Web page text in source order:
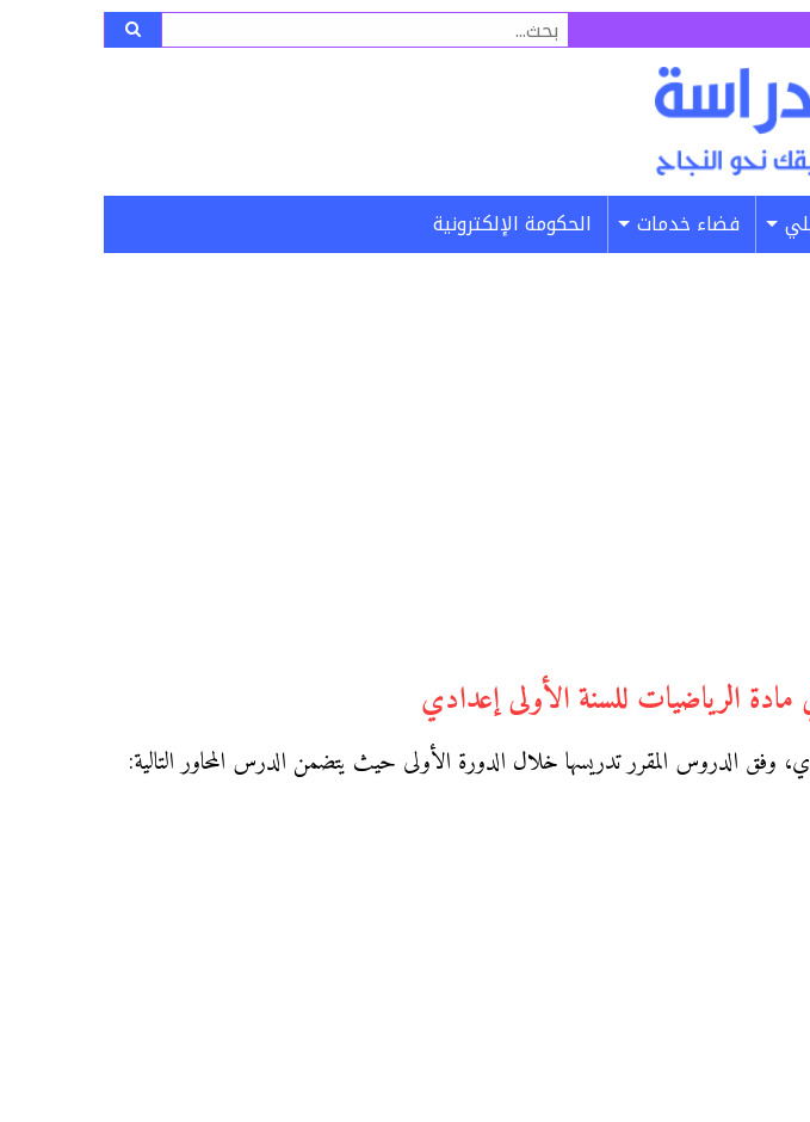
البحث
عن:
فضاء خدمات الحكومة الإلكترونية
الرياضيات للسنة الأولى إعدادي
الدروس المقرر تدريسها خلال الدورة الأولى حيث يتضمن الدرس المحاور التالية: